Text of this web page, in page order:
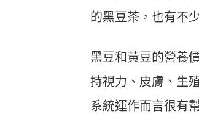
的黑豆茶，也有不
黑豆和黃豆的營養
持視力、皮膚、生
系統運作而言很有